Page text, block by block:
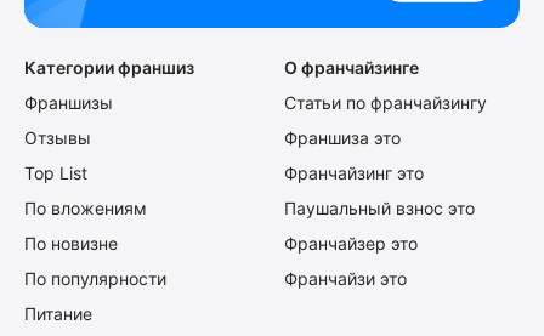
Категории франшиз
Франшизы
Отзывы
Top List
По вложениям
По новизне
По популярности
Питание
О франчайзинге
Статьи по франчайзингу
Франшиза это
Франчайзинг это
Паушальный взнос это
Франчайзер это
Франчайзи это